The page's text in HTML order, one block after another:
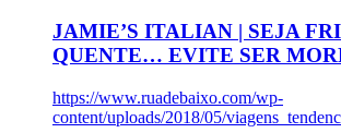
JAMIE’S ITALIAN | SEJA
QUENTE… EVITE SER
https://www.ruadebaixo.com/wp-
content/uploads/2018/05/